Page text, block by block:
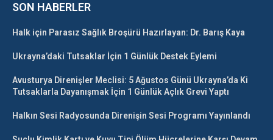
SON HABERLER
Halk için Parasız Sağlık Broşürü Hazırlayan: Dr. Barış Kaya
Ukrayna’daki Tutsaklar İçin 1 Günlük Destek Eylemi
Avusturya Direnişler Meclisi: 5 Ağustos Günü Ukrayna’da Ki
Tutsaklarla Dayanışmak İçin 1 Günlük Açlık Grevi Yaptı
Halkın Sesi Radyosunda Direnişin Sesi Programı Yayınlandı